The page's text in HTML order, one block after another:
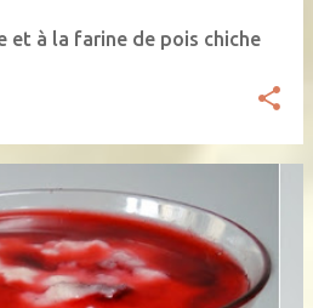
et à la farine de pois chiche